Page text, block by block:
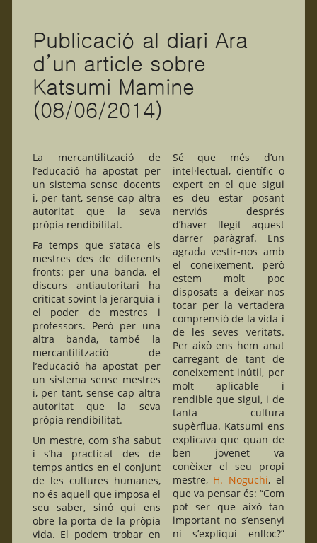
Publicació al diari Ara
d’un article sobre
Katsumi Mamine
(08/06/2014)
La mercantilització de
l’educació ha apostat per
un sistema sense docents
i, per tant, sense cap altra
autoritat que la seva
pròpia rendibilitat.
Fa temps que s’ataca els
mestres des de diferents
fronts: per una banda, el
discurs antiautoritari ha
criticat sovint la jerarquia i
el poder de mestres i
professors. Però per una
altra banda, també la
mercantilització de
l’educació ha apostat per
un sistema sense mestres
i, per tant, sense cap altra
autoritat que la seva
pròpia rendibilitat.
Un mestre, com s’ha sabut
i s’ha practicat des de
temps antics en el conjunt
de les cultures humanes,
no és aquell que imposa el
seu saber, sinó qui ens
obre la porta de la pròpia
vida. El podem trobar en
Sé que més d’un
intel·lectual, científic o
expert en el que sigui
es deu estar posant
nerviós després
d’haver llegit aquest
darrer paràgraf. Ens
agrada vestir-nos amb
el coneixement, però
estem molt poc
disposats a deixar-nos
tocar per la vertadera
comprensió de la vida i
de les seves veritats.
Per això ens hem anat
carregant de tant de
coneixement inútil, per
molt aplicable i
rendible que sigui, i de
tanta cultura
supèrflua. Katsumi ens
explicava que quan de
ben jovenet va
conèixer el seu propi
mestre, H. Noguchi, el
que va pensar és: “Com
pot ser que això tan
important no s’ensenyi
ni s’expliqui enlloc?”